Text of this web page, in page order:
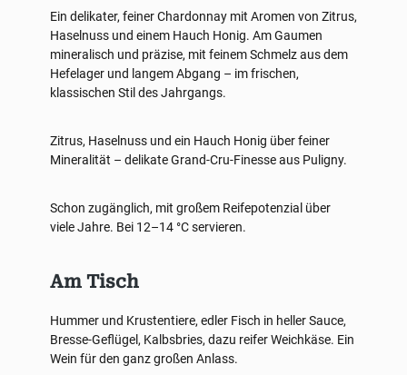
Ein delikater, feiner Chardonnay mit Aromen von Zitrus,
Haselnuss und einem Hauch Honig. Am Gaumen
mineralisch und präzise, mit feinem Schmelz aus dem
Hefelager und langem Abgang – im frischen,
klassischen Stil des Jahrgangs.
Zitrus, Haselnuss und ein Hauch Honig über feiner
Mineralität – delikate Grand-Cru-Finesse aus Puligny.
Schon zugänglich, mit großem Reifepotenzial über
viele Jahre. Bei 12–14 °C servieren.
Am Tisch
Hummer und Krustentiere, edler Fisch in heller Sauce,
Bresse-Geflügel, Kalbsbries, dazu reifer Weichkäse. Ein
Wein für den ganz großen Anlass.